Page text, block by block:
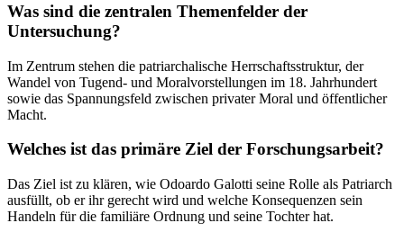
Was sind die zentralen Themenfelder der
Untersuchung?
Im Zentrum stehen die patriarchalische Herrschaftsstruktur, der
Wandel von Tugend- und Moralvorstellungen im 18. Jahrhundert
sowie das Spannungsfeld zwischen privater Moral und öffentlicher
Macht.
Welches ist das primäre Ziel der Forschungsarbeit?
Das Ziel ist zu klären, wie Odoardo Galotti seine Rolle als Patriarch
ausfüllt, ob er ihr gerecht wird und welche Konsequenzen sein
Handeln für die familiäre Ordnung und seine Tochter hat.